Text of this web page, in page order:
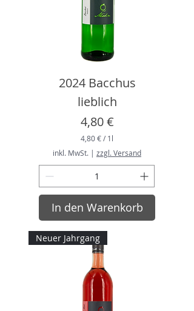
2024 Bacchus
lieblich
Preis
4,80 €
4,80 €/ 1l
,
8
0
€
p
1
L
i
t
e
inkl. MwSt. | zzgl. Versand
In den Warenkorb
Neuer Jahrgang